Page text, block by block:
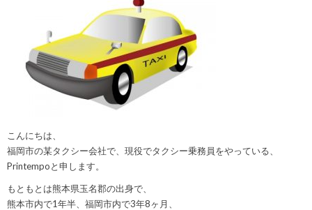
こんにちは、
福岡市の某タクシー会社で、現役でタクシー乗務員をやっている、
Printempoと申します。
もともとは熊本県玉名郡の出身で、
熊本市内で1年半、福岡市内で3年8ヶ月、